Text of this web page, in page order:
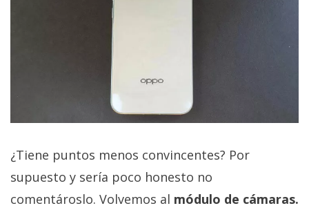
¿Tiene puntos menos convincentes? Por
supuesto y sería poco honesto no
comentároslo. Volvemos al módulo de cámaras.